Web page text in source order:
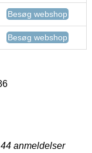
Besøg webshop
Besøg webshop
44 anmeldelser